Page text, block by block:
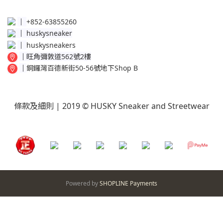
│ +852-63855260
huskysneaker
│ huskysneakers
│ 旺角彌敦道562號2樓
│ 銅鑼灣百德新街50-56號地下Shop B
條款及細則 | 2019 © HUSKY Sneaker and Streetwear
Powered bySHOPLINE Payments